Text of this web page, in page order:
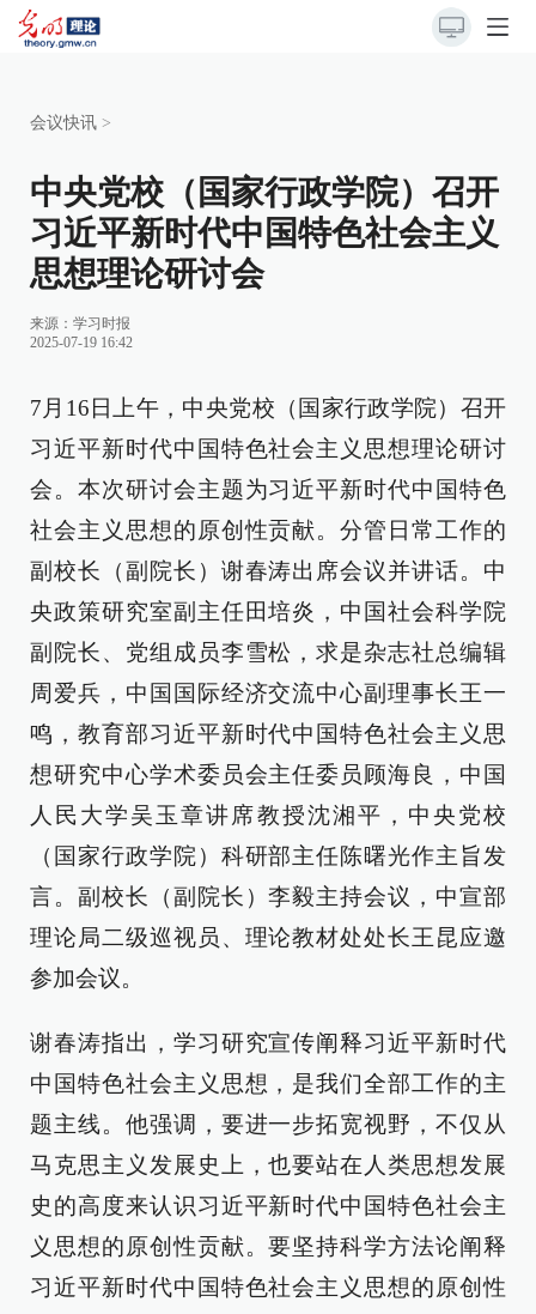
会议快讯 >
中央党校（国家行政学院）召开
习近平新时代中国特色社会主义
思想理论研讨会
来源： 学习时报
2025-07-19 16:42
7月16日上午，中央党校（国家行政学院）召开
习近平新时代中国特色社会主义思想理论研讨
会。本次研讨会主题为习近平新时代中国特色
社会主义思想的原创性贡献。分管日常工作的
副校长（副院长）谢春涛出席会议并讲话。中
央政策研究室副主任田培炎，中国社会科学院
副院长、党组成员李雪松，求是杂志社总编辑
周爱兵，中国国际经济交流中心副理事长王一
鸣，教育部习近平新时代中国特色社会主义思
想研究中心学术委员会主任委员顾海良，中国
人民大学吴玉章讲席教授沈湘平，中央党校
（国家行政学院）科研部主任陈曙光作主旨发
言。副校长（副院长）李毅主持会议，中宣部
理论局二级巡视员、理论教材处处长王昆应邀
参加会议。
谢春涛指出，学习研究宣传阐释习近平新时代
中国特色社会主义思想，是我们全部工作的主
题主线。他强调，要进一步拓宽视野，不仅从
马克思主义发展史上，也要站在人类思想发展
史的高度来认识习近平新时代中国特色社会主
义思想的原创性贡献。要坚持科学方法论阐释
习近平新时代中国特色社会主义思想的原创性